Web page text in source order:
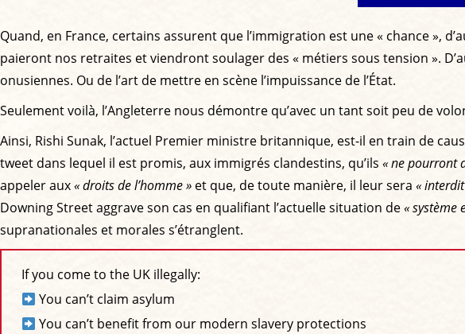
Quand, en France, certains assurent que l’immigration est une « chance »,
paieront nos retraites et viendront soulager des « métiers sous tension ».
onusiennes. Ou de l’art de mettre en scène l’impuissance de l’État.
Seulement voilà, l’Angleterre nous démontre qu’avec un tant soit peu de
Ainsi, Rishi Sunak, l’actuel Premier ministre britannique, est-il en train de
tweet dans lequel il est promis, aux immigrés clandestins, qu’ils « ne pourront
appeler aux« droits de l’homme » et que, de toute manière, il leur sera «
Downing Street aggrave son cas en qualifiant l’actuelle situation de« système
supranationales et morales s’étranglent.
If you come to the UK illegally:
You can’t claim asylum
You can’t benefit from our modern slavery protections